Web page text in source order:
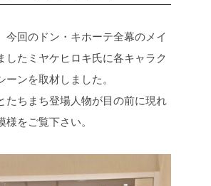
今回のドン・キホーテ全幕のメイ
したミヤケヒロキ氏に各キャラク
ーンを取材しました。
たちまち登場人物が目の前に現れ
様をご覧下さい。